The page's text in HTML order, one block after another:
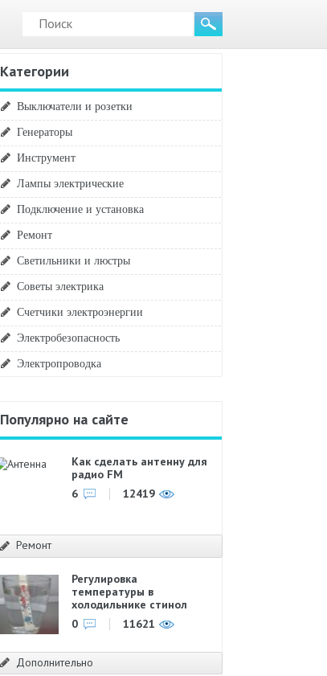
Категории
Выключатели и розетки
Генераторы
Инструмент
Лампы электрические
Подключение и установка
Ремонт
Светильники и люстры
Советы электрика
Счетчики электроэнергии
Электробезопасность
Электропроводка
Популярно на сайте
Как сделать антенну для
радио FM
6
12419
Ремонт
Регулировка
температуры в
холодильнике стинол
0
11621
Дополнительно